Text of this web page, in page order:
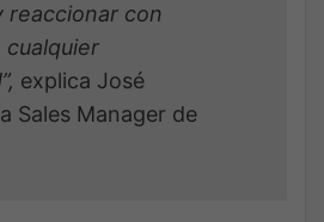
reaccionar con
cualquier
explica José
Sales Manager de